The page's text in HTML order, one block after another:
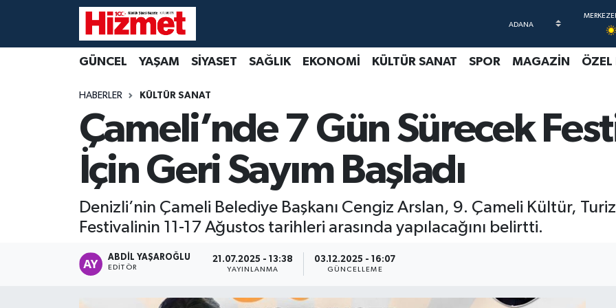
GÜNCEL YAŞAM SİYASET SAĞLIK EKONOMİ KÜLTÜR SANAT SPOR MAGAZİN ÖZEL
HABERLER KÜLTÜR SANAT
Çameli’nde 7 Gün Sürecek
İçin Geri Sayım Başladı
Denizli’nin Çameli Belediye Başkanı Cengiz Arslan, 9. Çameli Kültür,
Festivalinin 11-17 Ağustos tarihleri arasında yapılacağını belirtti.
ABDIL YAŞAROĞLU
EDITÖR
21.07.2025 - 13:38
YAYINLANMA
03.12.2025 - 16:07
GÜNCELLEME
SİYASET
EKONOMİ
KÜLTÜR SANAT
Denizli Nöbetçi Eczaneler
Denizli Trafik Yoğunluk Haritası
Süper Lig Puan Durumu ve Fikstür
Tüm Manşetler
Son Dakika Haberleri
Haber Arşivi